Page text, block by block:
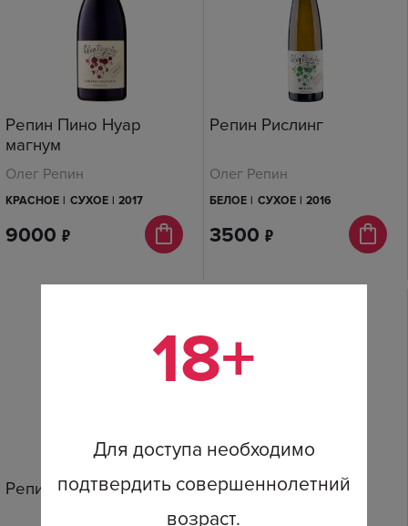
Репин Пино Нуар
магнум
Олег Репин
КРАСНОЕ СУХОЕ 2017
9000 п
Репин Рислинг
Олег Репин
БЕЛОЕ СУХОЕ 2016
3500 п
Репин Каберне Магнум Репин Пино Нуар
18+
Для доступа необходимо
подтвердить совершеннолетний
возраст.